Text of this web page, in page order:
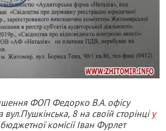
ФОП Федорко В.А. офісу
8 на своїй сторінці у
комісії Іван Фурлет